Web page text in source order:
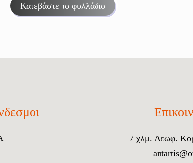
Κατεβάστε το φυλλάδιο
7 χλμ. Λεωφ.